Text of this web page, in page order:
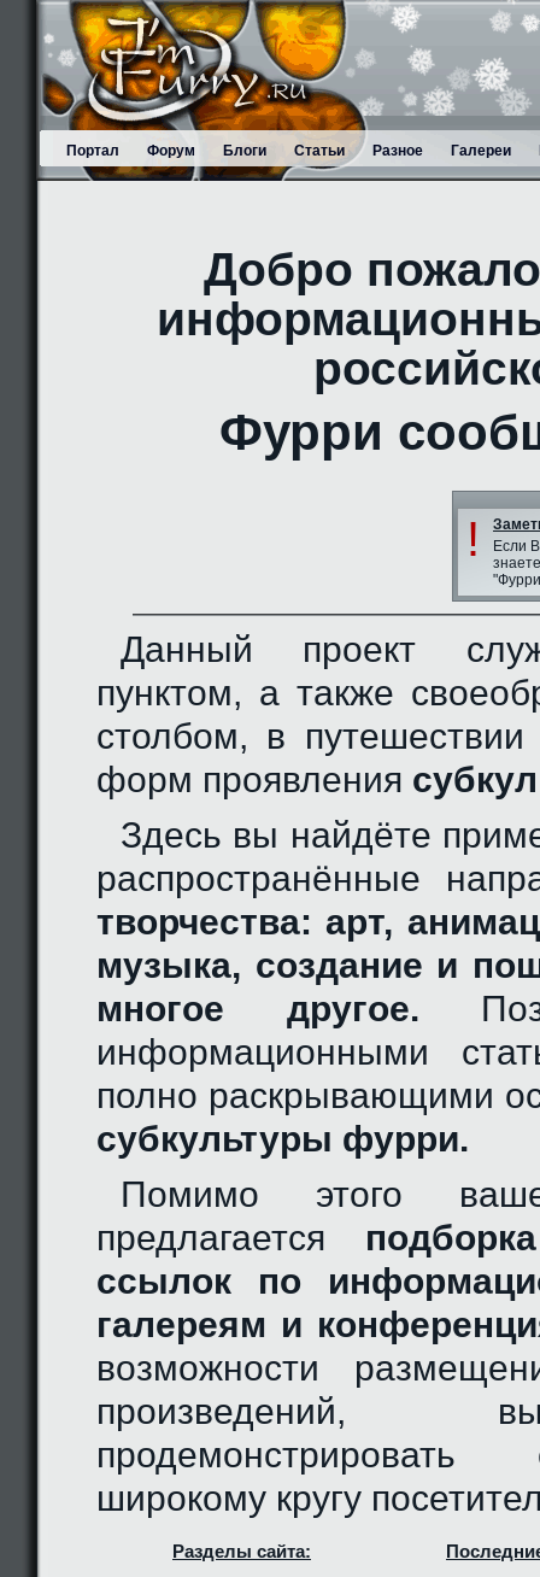
Портал Форум Блоги Статьи Разное Галереи
Добро
Фурри
!
Если
Данный проект
пунктом, а также
столбом, в
форм проявления
Здесь вы найдёте
распространённые
творчества: арт,
музыка, создание и
многое другое.
информационными
полно раскрывающими
субкультуры фурри.
Помимо этого
предлагается
ссылок по
галереям и
возможности
произведений,
широкому кругу
Разделы сайта: